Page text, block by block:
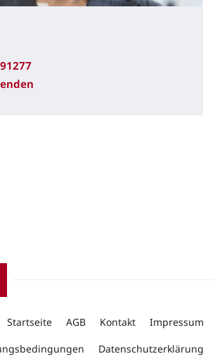
Startseite AGB Kontakt
Impressum
Datenschutzerklärung